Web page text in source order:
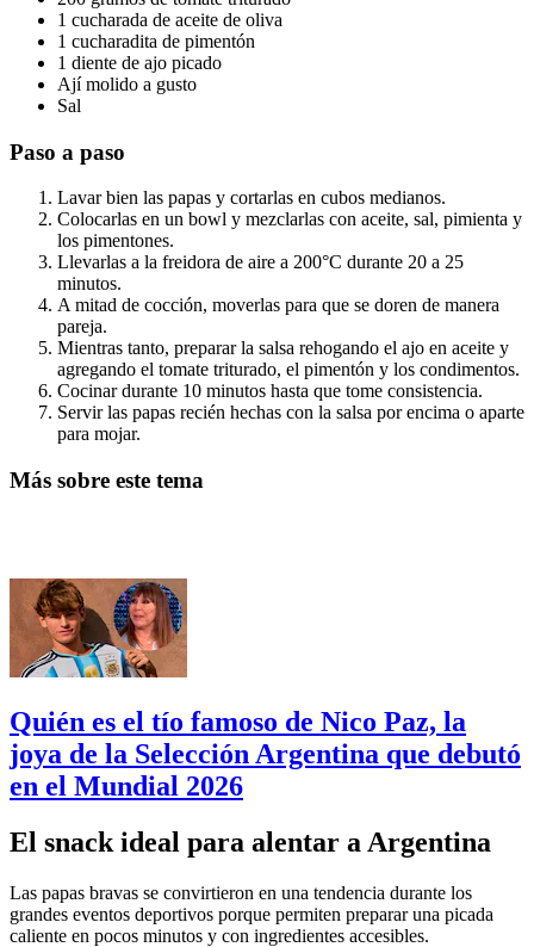
1 cucharada de aceite de oliva
1 cucharadita de pimentón
1 diente de ajo picado
Ají molido a gusto
Sal
Paso a paso
Lavar bien las papas y cortarlas en cubos medianos.
Colocarlas en un bowl y mezclarlas con aceite, sal, pimienta y
los pimentones.
Llevarlas a la freidora de aire a 200°C durante 20 a 25
minutos.
A mitad de cocción, moverlas para que se doren de manera
pareja.
Mientras tanto, preparar la salsa rehogando el ajo en aceite y
agregando el tomate triturado, el pimentón y los condimentos.
Cocinar durante 10 minutos hasta que tome consistencia.
Servir las papas recién hechas con la salsa por encima o aparte
para mojar.
Más sobre este tema
Quién es el tío famoso de Nico Paz, la
joya de la Selección Argentina que debutó
en el Mundial 2026
El snack ideal para alentar a Argentina
Las papas bravas se convirtieron en una tendencia durante los
grandes eventos deportivos porque permiten preparar una picada
caliente en pocos minutos y con ingredientes accesibles.